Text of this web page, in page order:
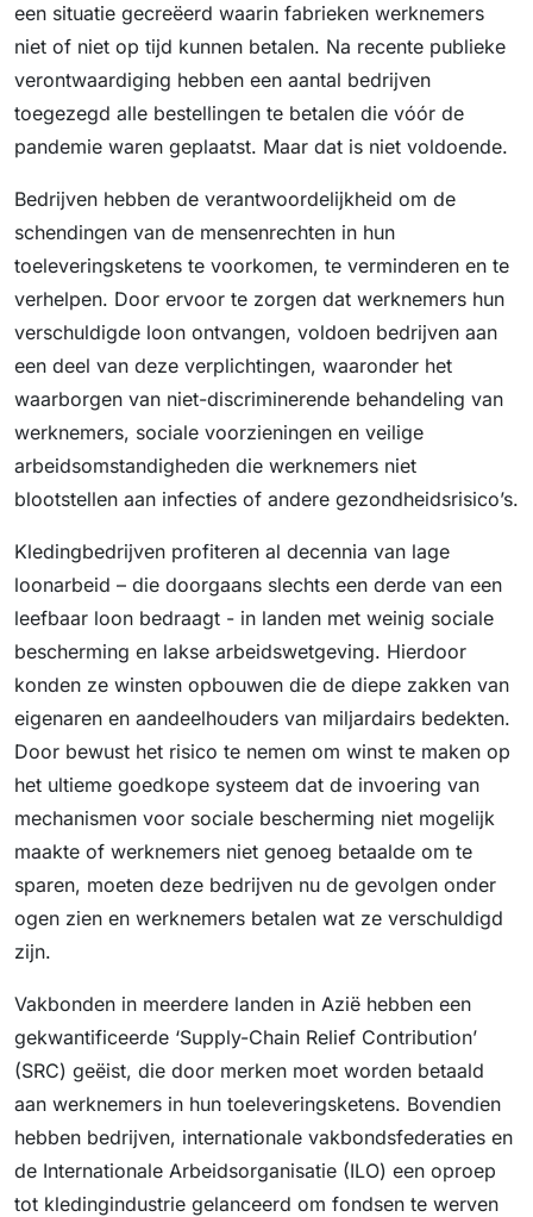
een situatie gecreëerd waarin fabrieken werknemers
niet of niet op tijd kunnen betalen. Na recente publieke
verontwaardiging hebben een aantal bedrijven
toegezegd alle bestellingen te betalen die vóór de
pandemie waren geplaatst. Maar dat is niet voldoende.
Bedrijven hebben de verantwoordelijkheid om de
schendingen van de mensenrechten in hun
toeleveringsketens te voorkomen, te verminderen en te
verhelpen. Door ervoor te zorgen dat werknemers hun
verschuldigde loon ontvangen, voldoen bedrijven aan
een deel van deze verplichtingen, waaronder het
waarborgen van niet-discriminerende behandeling van
werknemers, sociale voorzieningen en veilige
arbeidsomstandigheden die werknemers niet
blootstellen aan infecties of andere gezondheidsrisico’s.
Kledingbedrijven profiteren al decennia van lage
loonarbeid – die doorgaans slechts een derde van een
leefbaar loon bedraagt ​​- in landen met weinig sociale
bescherming en lakse arbeidswetgeving. Hierdoor
konden ze winsten opbouwen die de diepe zakken van
eigenaren en aandeelhouders van miljardairs bedekten.
Door bewust het risico te nemen om winst te maken op
het ultieme goedkope systeem dat de invoering van
mechanismen voor sociale bescherming niet mogelijk
maakte of werknemers niet genoeg betaalde om te
sparen, moeten deze bedrijven nu de gevolgen onder
ogen zien en werknemers betalen wat ze verschuldigd
zijn.
Vakbonden in meerdere landen in Azië hebben een
gekwantificeerde ‘Supply-Chain Relief Contribution’
(SRC) geëist, die door merken moet worden betaald
aan werknemers in hun toeleveringsketens. Bovendien
hebben bedrijven, internationale vakbondsfederaties en
de Internationale Arbeidsorganisatie (ILO) een oproep
tot kledingindustrie gelanceerd om fondsen te werven